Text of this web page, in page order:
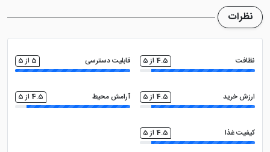
نظرات
نظافت 4.5 از 5 قابلیت دسترسی 5 از 5
ارزش خرید 4.5 از 5 آرامش محیط 4.5 از 5
کیفیت غذا 4.5 از 5